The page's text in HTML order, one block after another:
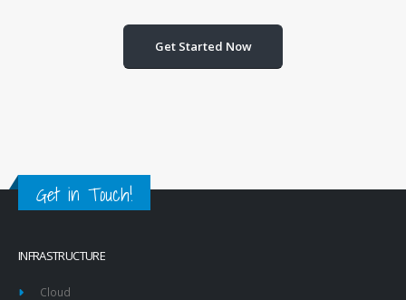
Get Started Now
Get in Touch!
INFRASTRUCTURE
Cloud